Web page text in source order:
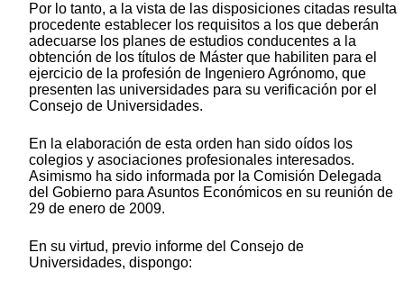
Por lo tanto, a la vista de las disposiciones citadas resulta
procedente establecer los requisitos a los que deberán
adecuarse los planes de estudios conducentes a la
obtención de los títulos de Máster que habiliten para el
ejercicio de la profesión de Ingeniero Agrónomo, que
presenten las universidades para su verificación por el
Consejo de Universidades.
En la elaboración de esta orden han sido oídos los
colegios y asociaciones profesionales interesados.
Asimismo ha sido informada por la Comisión Delegada
del Gobierno para Asuntos Económicos en su reunión de
29 de enero de 2009.
En su virtud, previo informe del Consejo de
Universidades, dispongo: